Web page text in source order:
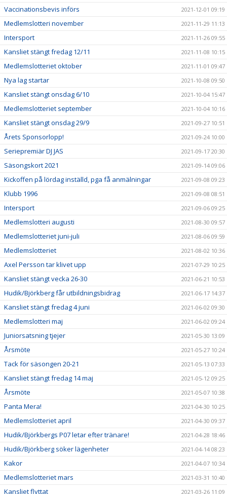
Vaccinationsbevis införs 2021-12-01 09:19
Medlemslotteri november 2021-11-29 11:13
Intersport 2021-11-26 09:55
Kansliet stängt fredag 12/11 2021-11-08 10:15
Medlemslotteriet oktober 2021-11-01 09:47
Nya lag startar 2021-10-08 09:50
Kansliet stängt onsdag 6/10 2021-10-04 15:47
Medlemslotteriet september 2021-10-04 10:16
Kansliet stängt onsdag 29/9 2021-09-27 10:51
Årets Sponsorlopp! 2021-09-24 10:00
Seriepremiär DJ JAS 2021-09-17 20:30
Säsongskort 2021 2021-09-14 09:06
Kickoffen på lördag inställd, pga få anmälningar 2021-09-08 09:23
Klubb 1996 2021-09-08 08:51
Intersport 2021-09-06 09:25
Medlemslotteri augusti 2021-08-30 09:57
Medlemslotteriet juni-juli 2021-08-06 09:59
Medlemslotteriet 2021-08-02 10:36
Axel Persson tar klivet upp 2021-07-29 10:25
Kansliet stängt vecka 26-30 2021-06-21 10:53
Hudik/Björkberg får utbildningsbidrag 2021-06-17 14:37
Kansliet stängt fredag 4 juni 2021-06-02 09:30
Medlemslotteri maj 2021-06-02 09:24
Juniorsatsning tjejer 2021-05-30 13:09
Årsmöte 2021-05-27 10:24
Tack för säsongen 20-21 2021-05-13 07:33
Kansliet stängt fredag 14 maj 2021-05-12 09:25
Årsmöte 2021-05-07 10:38
Panta Mera! 2021-04-30 10:25
Medlemslotteriet april 2021-04-30 09:37
Hudik/Björkbergs P07 letar efter tränare! 2021-04-28 18:46
Hudik/Björkberg söker lägenheter 2021-04-14 08:23
Kakor 2021-04-07 10:34
Medlemslotteriet mars 2021-03-31 10:40
Kansliet flyttat 2021-03-26 11:09